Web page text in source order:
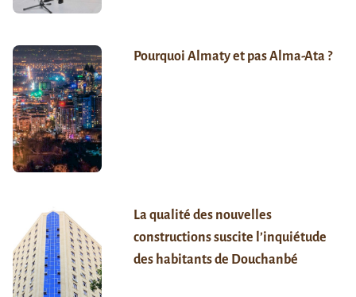
Pourquoi Almaty et pas Alma-Ata ?
La qualité des nouvelles
constructions suscite l’inquiétude
des habitants de Douchanbé